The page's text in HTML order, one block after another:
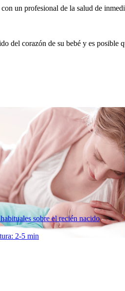
un profesional de la salud de
del corazón de su bebé y es posible
sobre el recién nacido
2-5 min